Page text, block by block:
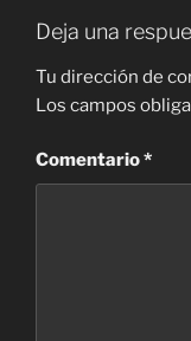
Deja una
Tu dirección de
Los campos
Comentario*